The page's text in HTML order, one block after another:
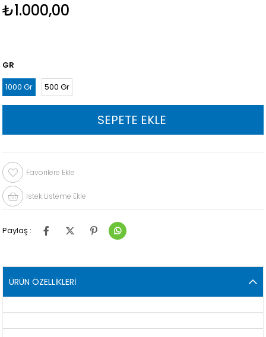
₺1.000,00
GR
1000 Gr
500 Gr
Favorilere Ekle
İstek Listeme Ekle
Paylaş :
ÜRÜN ÖZELLIKLERI